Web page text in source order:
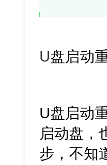
U盘启动
U盘启动
启动盘，
步，不知